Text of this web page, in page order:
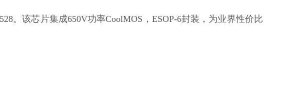
。该芯片集成650V功率CoolMOS，ESOP-6封装，为业界性价比